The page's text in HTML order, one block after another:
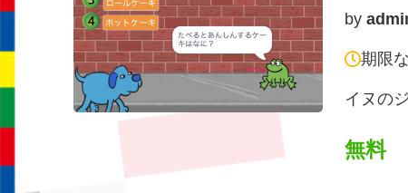
by
期限
イヌの
無料